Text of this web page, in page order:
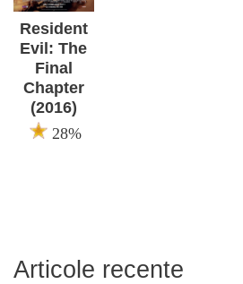
Resident
Evil: The
Final
Chapter
(2016)
28%
Articole recente